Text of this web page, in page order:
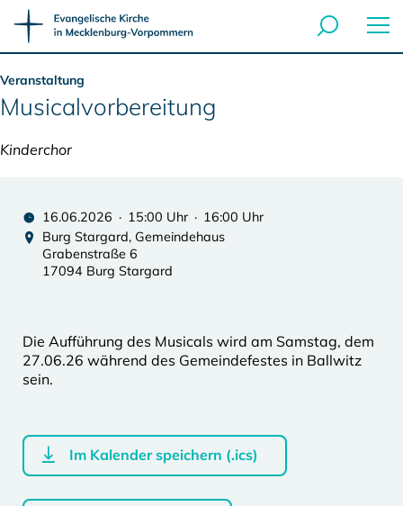
Veranstaltung
Musicalvorbereitung
Kinderchor
16.06.2026 · 15:00 Uhr · 16:00 Uhr
Burg Stargard, Gemeindehaus
Grabenstraße 6
17094 Burg Stargard
Die Aufführung des Musicals wird am Samstag, dem
27.06.26 während des Gemeindefestes in Ballwitz
sein.
Im Kalender speichern (.ics)